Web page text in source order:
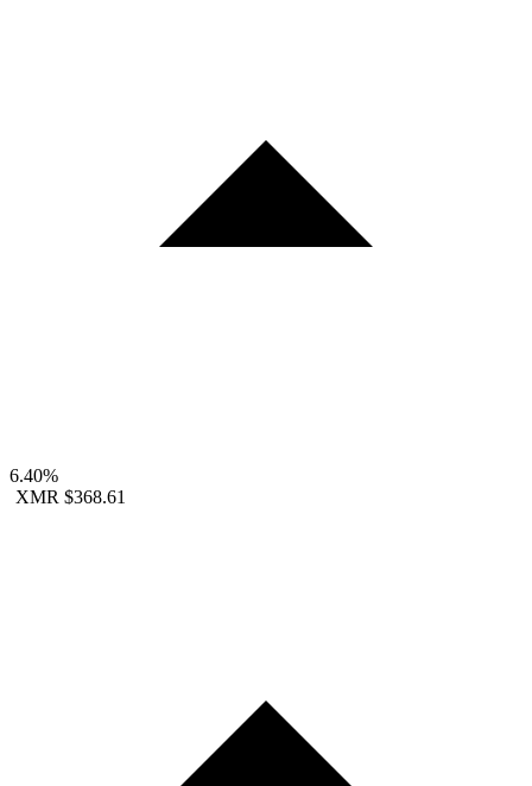
6.40%
XMR $368.61